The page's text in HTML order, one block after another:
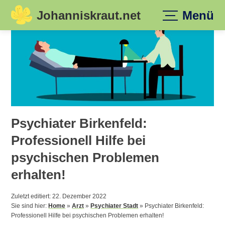
Skip
Johanniskraut.net Menü
Psychiater Birkenfeld:
Professionell Hilfe bei
psychischen Problemen
erhalten!
Zuletzt editiert: 22. Dezember 2022
Sie sind hier:Home »Arzt »Psychiater Stadt » Psychiater Birkenfeld:
Professionell Hilfe bei psychischen Problemen erhalten!